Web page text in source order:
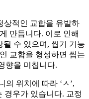
상적인 교합을 유발하
만듭니다. 이로 인해
수 있으며, 씹기 기능
교합을 형성하면 씹는
향을 미칩니다.
의 위치에 따라 ‘ㅅ’,
경우가 있습니다. 교정